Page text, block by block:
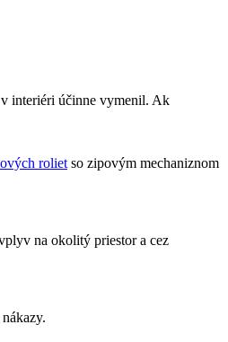
interiéri účinne vymenil. Ak
roliet so zipovým mechaniznom
na okolitý priestor a cez